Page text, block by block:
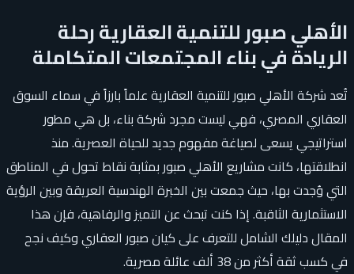
الأهلي صبور للتنمية العقارية رحلة
الريادة في بناء المجتمعات المتكاملة
تُعد شركة الأهلي صبور للتنمية العقارية علماً بارزاً في سماء السوق
العقاري المصري، فهي ليست مجرد شركة بناء، بل هي مطور
استراتيجي يسعى لصياغة مفهوم جديد للحياة العصرية. منذ
انطلاقتها، كانت مشاريع الأهلي صبور بمثابة نقاط تحول في المناطق
التي وُجدت بها، حيث جمعت بين الخبرة الهندسية العريقة وبين الرؤية
الاستثمارية الثاقبة. إذا كنت تبحث عن التميز والرفاهية، فإن هذا
المقال دليلك الشامل للتعرف على كيان صبور العقاري وكيف نجح
في كسب ثقة أكثر من 38 ألف عائلة مصرية.